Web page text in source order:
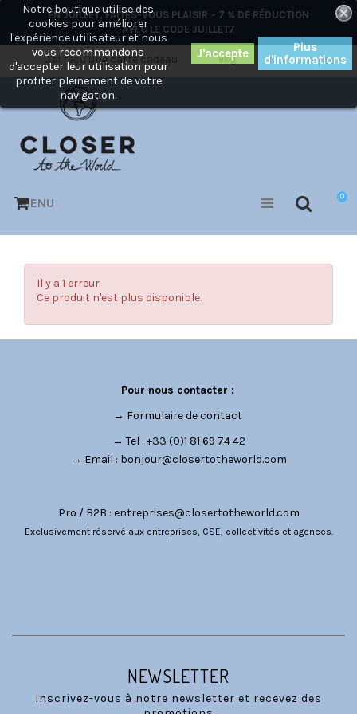
EN JUILLET, FAITES-VOUS PLAISIR – 7 % DE RÉDUCTION
AVEC LE CODE JUILLET7
×
Mon compte
Blog
J'ai reçu une carte cadeau
0
MENU
Notre boutique utilise des
cookies pour améliorer
l'expérience utilisateur et nous
vous recommandons
d'accepter leur utilisation pour
profiter pleinement de votre
navigation.
Plus
d'informations
Il y a 1 erreur
Ce produit n'est plus disponible.
Pour nous contacter :
→ Formulaire de contact
→ Tel : +33 (0)1 81 69 74 42
→ Email : bonjour@closertotheworld.com
Pro / B2B : entreprises@closertotheworld.com
Exclusivement réservé aux entreprises, CSE, collectivités et agences.
NEWSLETTER
Inscrivez-vous à notre newsletter et recevez des